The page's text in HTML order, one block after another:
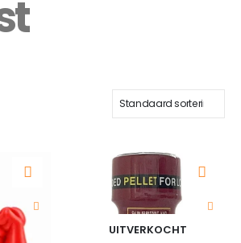
UITVERKOCHT